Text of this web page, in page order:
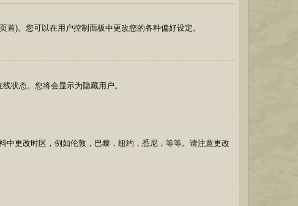
)。您可以在用户控制面板中更改您的各种偏好设定。
状态。您将会显示为隐藏用户。
更改时区，例如伦敦，巴黎，纽约，悉尼，等等。请注意更改